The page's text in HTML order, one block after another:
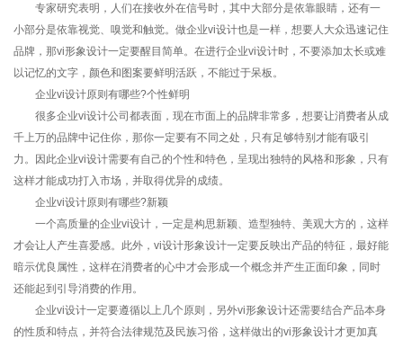
专家研究表明，人们在接收外在信号时，其中大部分是依靠眼睛，还有一
小部分是依靠视觉、嗅觉和触觉。做企业vi设计也是一样，想要人大众迅速记住
品牌，那vi形象设计一定要醒目简单。在进行企业vi设计时，不要添加太长或难
以记忆的文字，颜色和图案要鲜明活跃，不能过于呆板。
企业vi设计原则有哪些?个性鲜明
很多企业vi设计公司都表面，现在市面上的品牌非常多，想要让消费者从成
千上万的品牌中记住你，那你一定要有不同之处，只有足够特别才能有吸引
力。因此企业vi设计需要有自己的个性和特色，呈现出独特的风格和形象，只有
这样才能成功打入市场，并取得优异的成绩。
企业vi设计原则有哪些?新颖
一个高质量的企业vi设计，一定是构思新颖、造型独特、美观大方的，这样
才会让人产生喜爱感。此外，vi设计形象设计一定要反映出产品的特征，最好能
暗示优良属性，这样在消费者的心中才会形成一个概念并产生正面印象，同时
还能起到引导消费的作用。
企业vi设计一定要遵循以上几个原则，另外vi形象设计还需要结合产品本身
的性质和特点，并符合法律规范及民族习俗，这样做出的vi形象设计才更加真